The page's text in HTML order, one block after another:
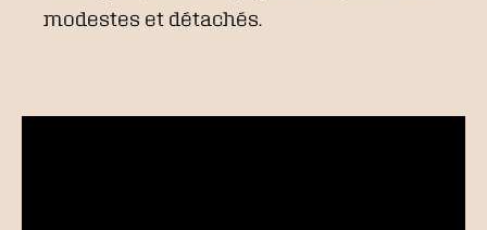
modestes et détachés.